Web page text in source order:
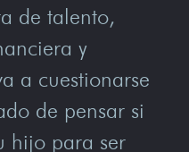
de talento,
y
a cuestionarse
de pensar si
hijo para ser